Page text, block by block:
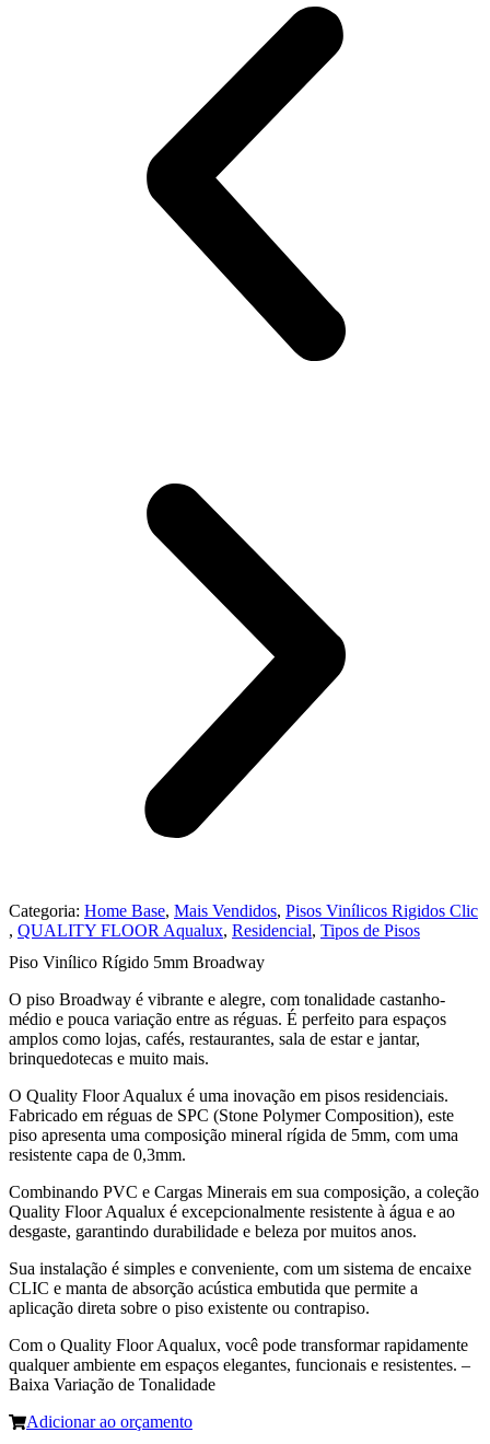
Categoria: Home Base, Mais Vendidos, ⁠Pisos Vinílicos Rigidos Clic
, QUALITY FLOOR Aqualux, Residencial, Tipos de Pisos
Piso Vinílico Rígido 5mm Broadway
O piso Broadway é vibrante e alegre, com tonalidade castanho-
médio e pouca variação entre as réguas. É perfeito para espaços
amplos como lojas, cafés, restaurantes, sala de estar e jantar,
brinquedotecas e muito mais.
O Quality Floor Aqualux é uma inovação em pisos residenciais.
Fabricado em réguas de SPC (Stone Polymer Composition), este
piso apresenta uma composição mineral rígida de 5mm, com uma
resistente capa de 0,3mm.
Combinando PVC e Cargas Minerais em sua composição, a coleção
Quality Floor Aqualux é excepcionalmente resistente à água e ao
desgaste, garantindo durabilidade e beleza por muitos anos.
Sua instalação é simples e conveniente, com um sistema de encaixe
CLIC e manta de absorção acústica embutida que permite a
aplicação direta sobre o piso existente ou contrapiso.
Com o Quality Floor Aqualux, você pode transformar rapidamente
qualquer ambiente em espaços elegantes, funcionais e resistentes. –
Baixa Variação de Tonalidade
Adicionar ao orçamento